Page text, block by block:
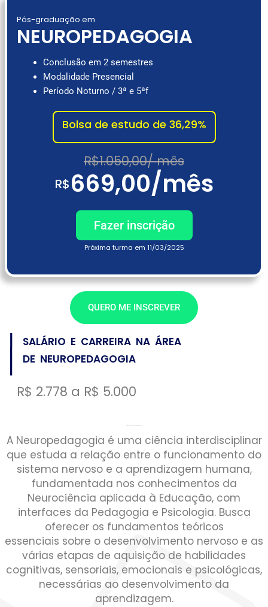
Pós-graduação em
NEUROPEDAGOGIA
Conclusão em 2 semestres
Modalidade Presencial
Período Noturno / 3ª e 5ªf
Bolsa de estudo de 36,29%
Fazer inscrição
Próxima turma em 11/03/2025
R$1.050,00/ mês
R$669,00/mês
QUERO ME INSCREVER
SALÁRIO E CARREIRA NA ÁREA
DE NEUROPEDAGOGIA
R$ 2.778 a R$ 5.000
A Neuropedagogia é uma ciência interdisciplinar
que estuda a relação entre o funcionamento do
sistema nervoso e a aprendizagem humana,
fundamentada nos conhecimentos da
Neurociência aplicada à Educação, com
interfaces da Pedagogia e Psicologia. Busca
oferecer os fundamentos teóricos
essenciais sobre o desenvolvimento nervoso e as
várias etapas de aquisição de habilidades
cognitivas, sensoriais, emocionais e psicológicas,
necessárias ao desenvolvimento da
aprendizagem.